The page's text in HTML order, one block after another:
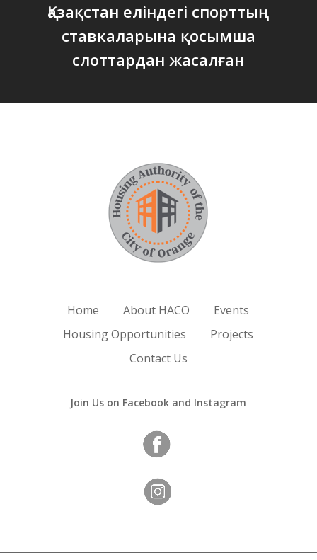
Қазақстан еліндегі спорттың
ставкаларына қосымша
слоттардан жасалған
Home About HACO
Events
Housing Opportunities
Projects
Contact Us
Join Us on Facebook and Instagram